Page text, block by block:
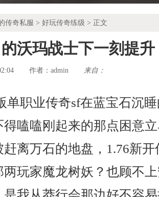
传奇私服 > 好玩传奇练级 > 正文
沃玛战士下一刻提升
作者： admin 来自：
职业传奇sf在蓝宝石沉
得嗑嗑刚起来的那点困意
赶离万石的地盘，1.76新
两玩家魔龙树妖？也顾不